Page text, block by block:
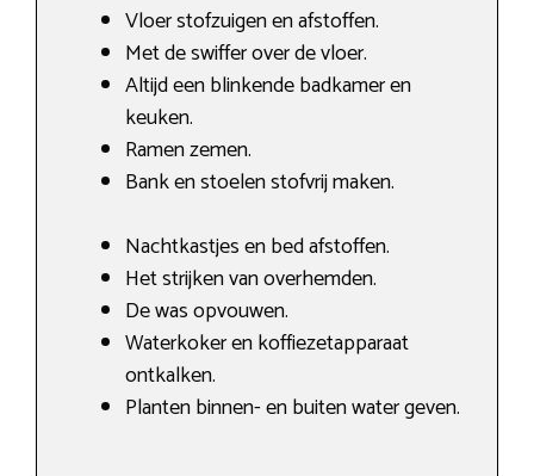
Vloer stofzuigen en afstoffen.
Met de swiffer over de vloer.
Altijd een blinkende badkamer en
keuken.
Ramen zemen.
Bank en stoelen stofvrij maken.
Nachtkastjes en bed afstoffen.
Het strijken van overhemden.
De was opvouwen.
Waterkoker en koffiezetapparaat
ontkalken.
Planten binnen- en buiten water geven.